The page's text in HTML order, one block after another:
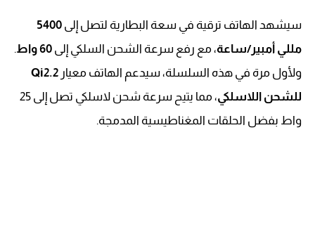
سيشهد الهاتف ترقية في سعة البطارية لتصل إلى 5400
مللي أمبير/ساعة، مع رفع سرعة الشحن السلكي إلى 60 واط
.
ولأول مرة في هذه السلسلة، سيدعم الهاتف معيار Qi2.2
للشحن اللاسلكي
، مما يتيح سرعة شحن لاسلكي تصل إلى 25
واط بفضل الحلقات المغناطيسية المدمجة.